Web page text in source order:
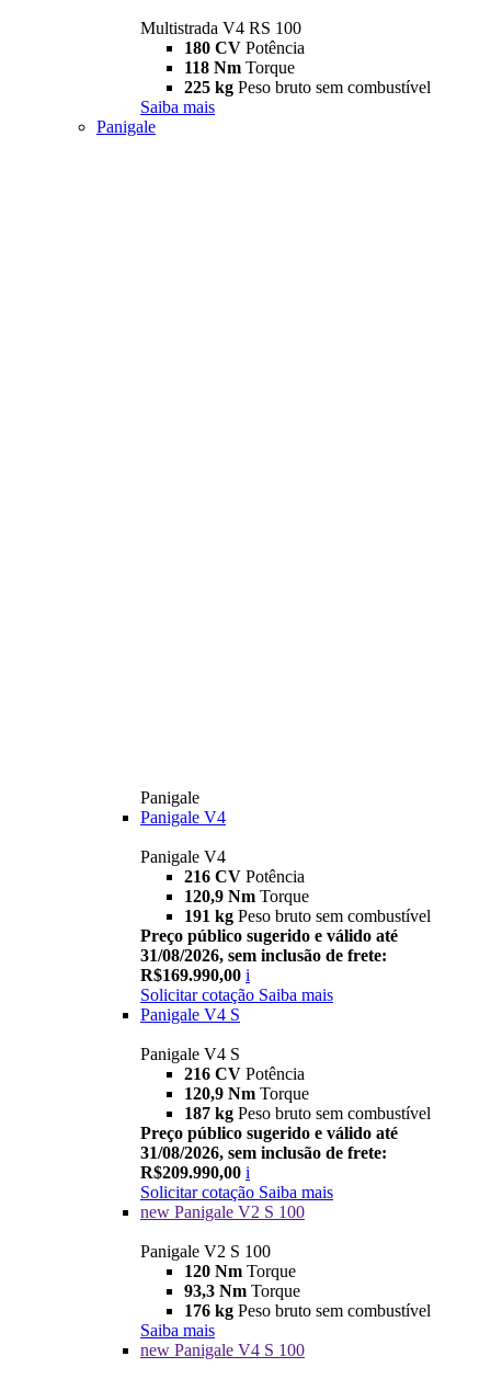
Multistrada V4 RS 100
180 CV Potência
118 Nm Torque
225 kg Peso bruto sem combustível
Saiba mais
Panigale
Panigale
Panigale V4
Panigale V4
216 CV Potência
120,9 Nm Torque
191 kg Peso bruto sem combustível
Preço público sugerido e válido até
31/08/2026, sem inclusão de frete:
R$169.990,00 i
Solicitar cotação Saiba mais
Panigale V4 S
Panigale V4 S
216 CV Potência
120,9 Nm Torque
187 kg Peso bruto sem combustível
Preço público sugerido e válido até
31/08/2026, sem inclusão de frete:
R$209.990,00 i
Solicitar cotação Saiba mais
new Panigale V2 S 100
Panigale V2 S 100
120 Nm Torque
93,3 Nm Torque
176 kg Peso bruto sem combustível
Saiba mais
new Panigale V4 S 100